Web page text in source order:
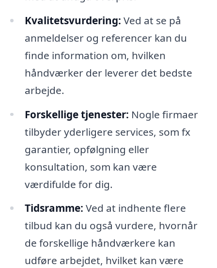
Kvalitetsvurdering: Ved at se på
anmeldelser og referencer kan du
finde information om, hvilken
håndværker der leverer det bedste
arbejde.
Forskellige tjenester: Nogle firmaer
tilbyder yderligere services, som fx
garantier, opfølgning eller
konsultation, som kan være
værdifulde for dig.
Tidsramme: Ved at indhente flere
tilbud kan du også vurdere, hvornår
de forskellige håndværkere kan
udføre arbejdet, hvilket kan være